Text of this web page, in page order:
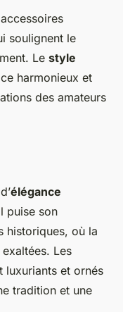
soulignent le
Le style
harmonieux et
des amateurs
élégance
puise son
historiques, où la
Les
luxuriants et ornés
tradition et une